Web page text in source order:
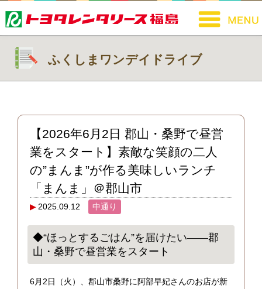
ふくしまワンデイドライブ
【2026年6月2日 郡山・桑野で昼営
業をスタート】素敵な笑顔の二人
の”まんま”が作る美味しいランチ
「まんま」＠郡山市
2025.09.12 中通り
◆“ほっとするごはん”を届けたい――郡
山・桑野で昼営業をスタート
6月2日（火）、郡山市桑野に阿部早妃さんのお店が新